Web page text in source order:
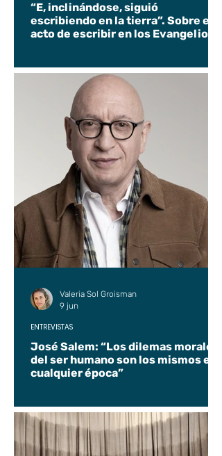
“E, inclinándose, siguió
escribiendo en la tierra”. Sobre el
acto de escribir en los Evangelios.
José Salem: “Los dilemas morales
del ser humano son los mismos en
cualquier época”
ENTREVISTAS
Valeria Sol Groisman
9 jun